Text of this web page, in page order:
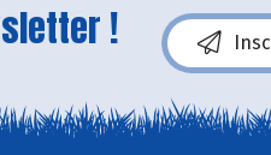
!